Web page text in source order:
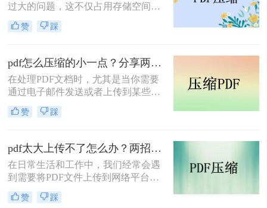
过大的问题，这不仅占用存储空间，
还影响文件的传输速度。为了满足特
定需求，将PDF文件压缩到2M以内变
以内呢？本文将介绍两种常用的PDF
压缩方法。
赞 踩
pdf怎么压缩的小一点？分享两种实用压缩方法！
在处理PDF文档时，尤其是当你需要
通过电子邮件发送或者上传到某些对
文件大小有限制的平台时，压缩PDF
文件变得尤为重要。那么pdf怎么压缩
PDF压缩方法。
赞 踩
pdf太大上传不了怎么办？两招帮你解决！
在日常生活和工作中，我们经常会遇
到需要将PDF文件上传到网络平台或
发送给他人的情况。然而，有时PDF
文件过大，导致无法顺利上传或发
赞 踩